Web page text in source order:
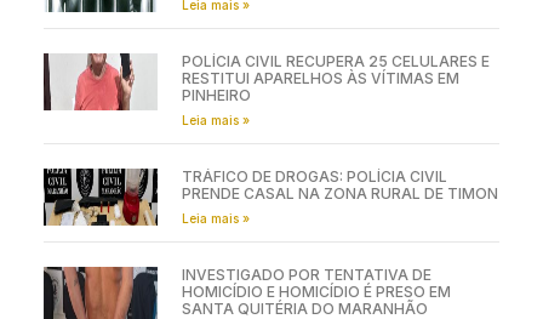
Leia mais »
POLÍCIA CIVIL RECUPERA 25 CELULARES E
RESTITUI APARELHOS ÀS VÍTIMAS EM
PINHEIRO
Leia mais »
TRÁFICO DE DROGAS: POLÍCIA CIVIL
PRENDE CASAL NA ZONA RURAL DE TIMON
Leia mais »
INVESTIGADO POR TENTATIVA DE
HOMICÍDIO E HOMICÍDIO É PRESO EM
SANTA QUITÉRIA DO MARANHÃO